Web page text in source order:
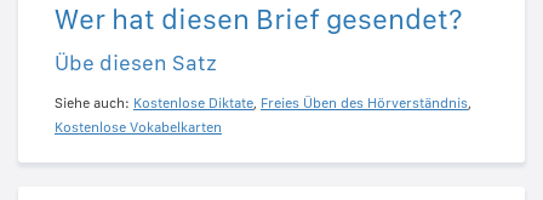
Wer hat diesen Brief gesendet?
Übe diesen Satz
Siehe auch: Kostenlose Diktate, Freies Üben des Hörverständnis,
Kostenlose Vokabelkarten